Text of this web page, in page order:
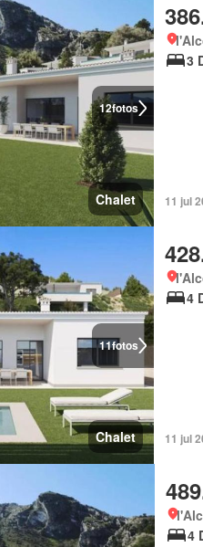
12fotos
Chalet
3
11 jul
11fotos
Chalet
4
11 jul
4